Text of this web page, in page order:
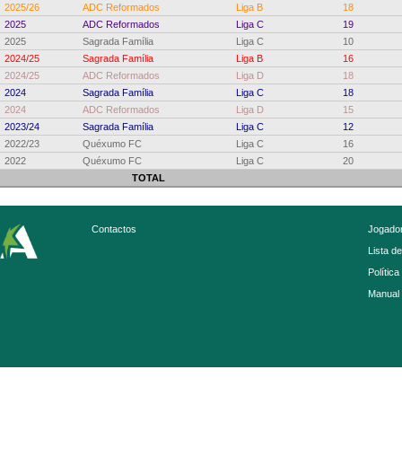
2025/26
ADC Reformados Liga B
18
2025
ADC Reformados Liga C
19
2025
Sagrada Família Liga C
10
2024/25
Sagrada Família Liga B
16
2024/25
ADC Reformados Liga D
18
2024
Sagrada Família Liga C
18
2024
ADC Reformados Liga D
15
2023/24
Sagrada Família Liga C
12
2022/23
Quéxumo FC Liga C
16
2022
Quéxumo FC Liga C
20
TOTAL
Contactos
Lista
Política